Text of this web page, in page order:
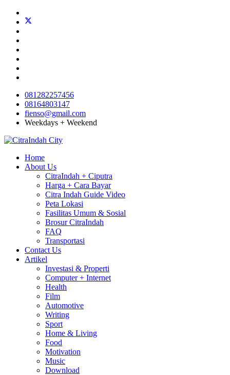
081282257456
08164803147
fienso@gmail.com
Weekdays + Weekend
Home
About Us
CitraIndah + Ciputra
Harga + Cara Bayar
Citra Indah Guide Video
Peta Lokasi
Fasilitas Umum & Sosial
Brosur CitraIndah
FAQ
Transportasi
Contact Us
Artikel
Investasi & Properti
Computer + Internet
Health
Film
Automotive
Writing
Sport
Home & Living
Food
Motivation
Music
Download